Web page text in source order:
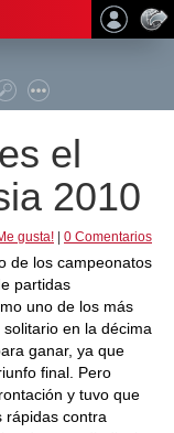
el
2010
gusta! 0 Comentarios
de los campeonatos
partidas
uno de los más
en la décima
ganar, ya que
final. Pero
y tuvo que
rápidas contra